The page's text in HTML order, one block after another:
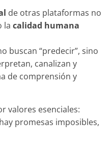
de otras plataformas no
lacalidad humana
buscan “predecir”, sino
canalizan y
de comprensión y
valores esenciales:
promesas imposibles,